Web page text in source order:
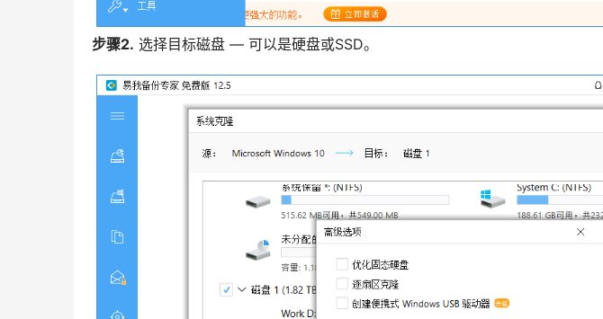
步骤2. 选择目标磁盘 — 可以是硬盘或SSD。